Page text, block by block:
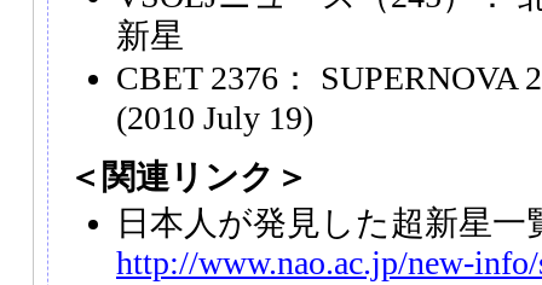
新星
CBET 2376： SUPERNOVA
(2010 July 19)
＜関連リンク＞
日本人が発見した超新星一
http://www.nao.ac.jp/new-